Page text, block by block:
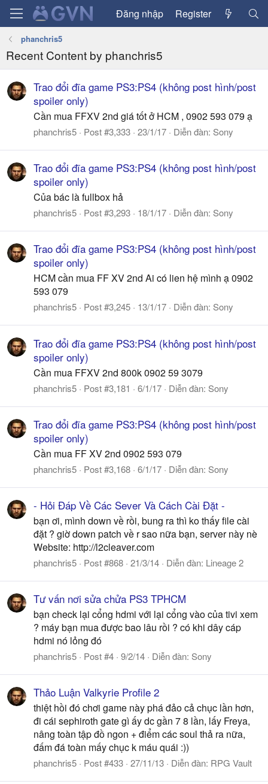
Đăng nhập Register
phanchris5
Recent Content by phanchris5
Trao đổi đĩa game PS3:PS4 (không post hình/post
spoiler only)
Cần mua FFXV 2nd giá tốt ở HCM , 0902 593 079 ạ
phanchris5 Post #3,333 23/1/17 Diễn đàn: Sony
Trao đổi đĩa game PS3:PS4 (không post hình/post
spoiler only)
Của bác là fullbox hả
phanchris5 Post #3,293 18/1/17 Diễn đàn: Sony
Trao đổi đĩa game PS3:PS4 (không post hình/post
spoiler only)
HCM cần mua FF XV 2nd Ai có lien hệ mình ạ 0902
593 079
phanchris5 Post #3,245 13/1/17 Diễn đàn: Sony
Trao đổi đĩa game PS3:PS4 (không post hình/post
spoiler only)
Cần mua FFXV 2nd 800k 0902 59 3079
phanchris5 Post #3,181 6/1/17 Diễn đàn: Sony
Trao đổi đĩa game PS3:PS4 (không post hình/post
spoiler only)
Cần mua FF XV 2nd 0902 593 079
phanchris5 Post #3,168 6/1/17 Diễn đàn: Sony
- Hỏi Đáp Về Các Sever Và Cách Cài Đặt -
bạn ơi, mình down về rồi, bung ra thì ko thấy file cài
đặt ? giờ down patch về r sao nữa bạn, server này nè
Website: http://l2cleaver.com
phanchris5 Post #868 21/3/14 Diễn đàn: Lineage 2
Tư vấn nơi sửa chửa PS3 TPHCM
bạn check lại cổng hdmi với lại cổng vào của tivi xem
? máy bạn mua được bao lâu rồi ? có khi dây cáp
hdmi nó lỏng đó
phanchris5 Post #4 9/2/14 Diễn đàn: Sony
Thảo Luận Valkyrie Profile 2
thiệt hồi đó chơi game này phá đảo cả chục lần hơn,
đi cái sephiroth gate gì ấy dc gần 7 8 lần, lấy Freya,
nâng toàn tập đồ ngon + điểm các soul thả ra nữa,
đấm đá toàn mấy chục k máu quái :))
phanchris5 Post #433 27/11/13 Diễn đàn: RPG Vault